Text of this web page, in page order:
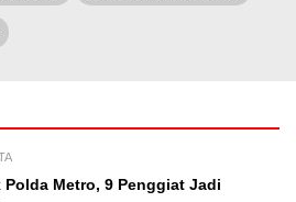
Metro, 9 Penggiat Jadi